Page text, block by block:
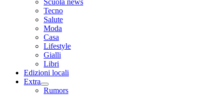
Scuola news
Tecno
Salute
Moda
Casa
Lifestyle
Gialli
Libri
Edizioni locali
Extra
Rumors